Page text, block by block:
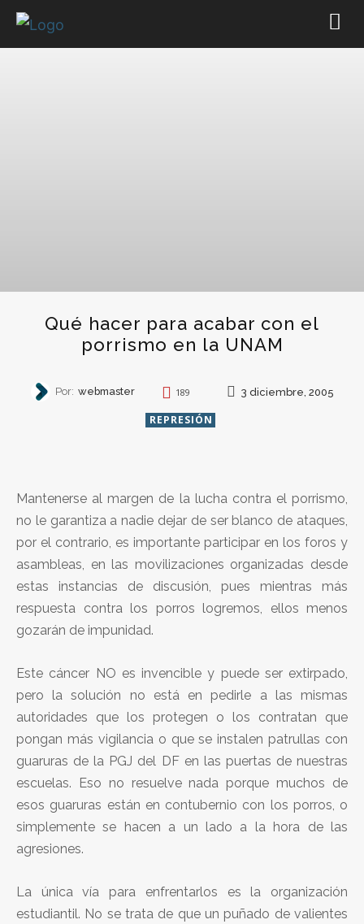
Qué hacer para acabar con el
porrismo en la UNAM
Por: webmaster 189 3 diciembre, 2005
REPRESIÓN
Mantenerse al margen de la lucha contra el porrismo,
no le garantiza a nadie dejar de ser blanco de ataques,
por el contrario, es importante participar en los foros y
asambleas, en las movilizaciones organizadas desde
estas instancias de discusión, pues mientras más
respuesta contra los porros logremos, ellos menos
gozarán de impunidad.
Este cáncer NO es invencible y puede ser extirpado,
pero la solución no está en pedirle a las mismas
autoridades que los protegen o los contratan que
pongan más vigilancia o que se instalen patrullas con
guaruras de la PGJ del DF en las puertas de nuestras
escuelas. Eso no resuelve nada porque muchos de
esos guaruras están en contubernio con los porros, o
simplemente se hacen a un lado a la hora de las
agresiones.
La única vía para enfrentarlos es la organización
estudiantil. No se trata de que un puñado de valientes